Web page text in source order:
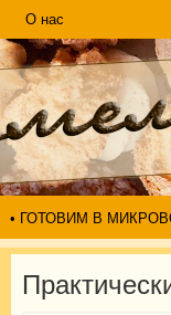
О нас
• ГОТОВИМ В